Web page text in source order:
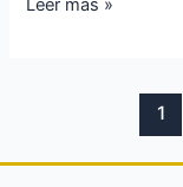
Leer más »
1